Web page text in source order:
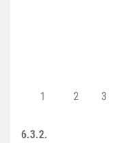
1 2 3
6.3.2.